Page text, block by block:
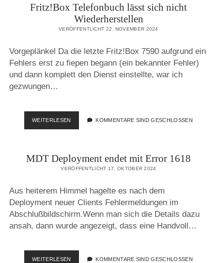
Fritz!Box Telefonbuch lässt sich nicht
Wiederherstellen
VERÖFFENTLICHT 22. NOVEMBER 2024
Vorgeplänkel Da die letzte Fritz!Box 7590 aufgrund ein
Fehlers erst zu fiepen begann (ein bekannter Fehler)
und dann komplett den Dienst einstellte, war ich
gezwungen…
WEITERLESEN FRITZ!BOX
TELEFONBUCH
NICHT
WIEDERHERSTELLEN
KOMMENTARE SIND GESCHLOSSEN
MDT Deployment endet mit Error 1618
VERÖFFENTLICHT 17. OKTOBER 2024
Aus heiterem Himmel hagelte es nach dem
Deployment neuer Clients Fehlermeldungen im
Abschlußbildschirm.Wenn man sich die Details dazu
ansah, dann wurde angezeigt, dass eine Handvoll…
WEITERLESEN KOMMENTARE SIND GESCHLOSSEN